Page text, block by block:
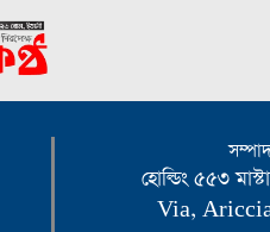
হোল্ডিং ৫৫৩
Via,